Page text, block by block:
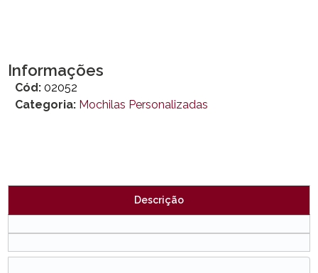
Informações
Cód: 02052
Categoria: Mochilas Personalizadas
Descrição